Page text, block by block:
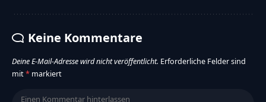
Keine Kommentare
Deine E-Mail-Adresse wird nicht veröffentlicht. Erforderliche Felder sind
mit* markiert